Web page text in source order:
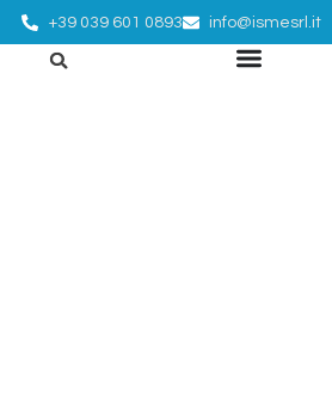
+39 039 601 0893 info@ismesrl.it